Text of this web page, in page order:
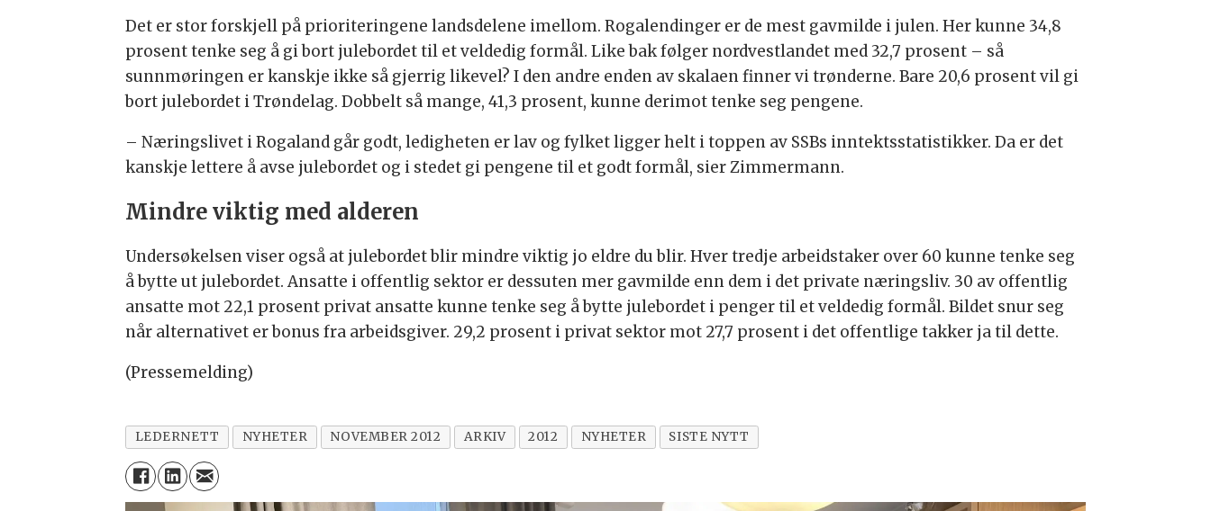
Det er stor forskjell på prioriteringene landsdelene imellom. Rogalendinger er de mest gavmilde i julen. Her kunne 34,8
prosent tenke seg å gi bort julebordet til et veldedig formål. Like bak følger nordvestlandet med 32,7 prosent – så
sunnmøringen er kanskje ikke så gjerrig likevel? I den andre enden av skalaen finner vi trønderne. Bare 20,6 prosent vil gi
bort julebordet i Trøndelag. Dobbelt så mange, 41,3 prosent, kunne derimot tenke seg pengene.
– Næringslivet i Rogaland går godt, ledigheten er lav og fylket ligger helt i toppen av SSBs inntektsstatistikker. Da er det
kanskje lettere å avse julebordet og i stedet gi pengene til et godt formål, sier Zimmermann.
Mindre viktig med alderen
Undersøkelsen viser også at julebordet blir mindre viktig jo eldre du blir. Hver tredje arbeidstaker over 60 kunne tenke seg
å bytte ut julebordet. Ansatte i offentlig sektor er dessuten mer gavmilde enn dem i det private næringsliv. 30 av offentlig
ansatte mot 22,1 prosent privat ansatte kunne tenke seg å bytte julebordet i penger til et veldedig formål. Bildet snur seg
når alternativet er bonus fra arbeidsgiver. 29,2 prosent i privat sektor mot 27,7 prosent i det offentlige takker ja til dette.
(Pressemelding)
LEDERNETT NYHETER NOVEMBER 2012 ARKIV 2012 NYHETER SISTE NYTT